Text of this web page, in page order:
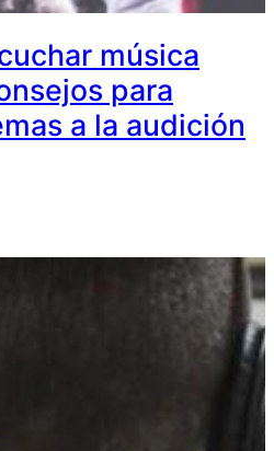
música
para
a la audición